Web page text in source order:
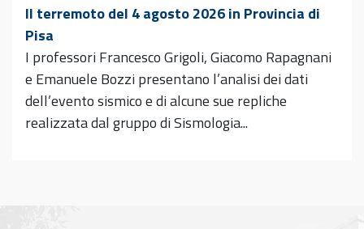
Il terremoto del 4 agosto 2026 in Provincia di
Pisa
I professori Francesco Grigoli, Giacomo Rapagnani
e Emanuele Bozzi presentano l’analisi dei dati
dell’evento sismico e di alcune sue repliche
realizzata dal gruppo di Sismologia...